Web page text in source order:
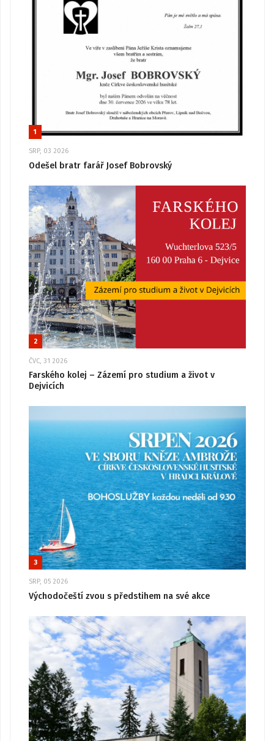
1
SRP, 03 2026
Odešel bratr farář Josef Bobrovský
2
ČVC, 31 2026
Farského kolej – Zázemí pro studium a život v
Dejvicích
3
SRP, 05 2026
Východočeští zvou s předstihem na své akce